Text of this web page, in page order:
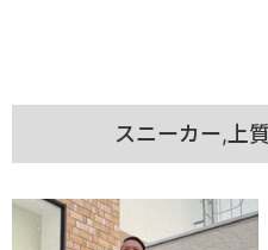
スニーカー,上